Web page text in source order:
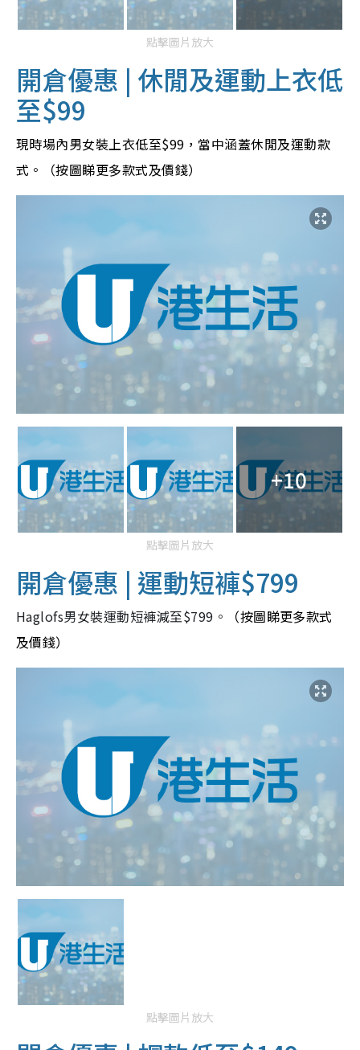
點擊圖片放大
開倉優惠 | 休閒及運動上衣低
至$99
現時場內男女裝上衣低至$99，當中涵蓋休閒及運動款
式。（按圖睇更多款式及價錢）
+10
點擊圖片放大
開倉優惠 | 運動短褲$799
Haglofs男女裝運動短褲減至$799。
（按圖睇更多款式
及價錢）
點擊圖片放大